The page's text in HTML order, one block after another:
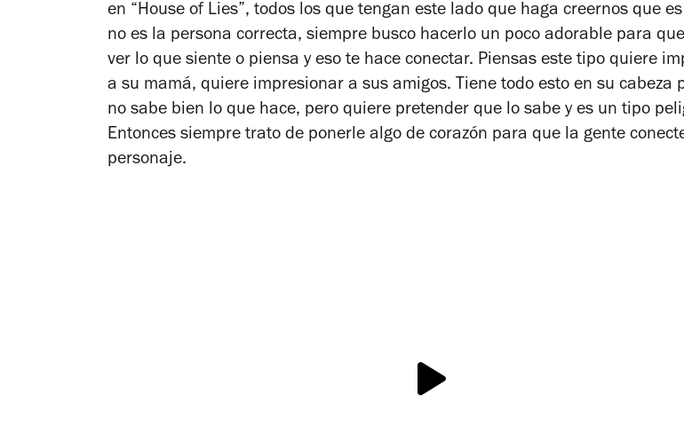
en “House of Lies”, todos los que tengan este lado que haga creernos que
no es la persona correcta, siempre busco hacerlo un poco adorable para
ver lo que siente o piensa y eso te hace conectar. Piensas este tipo quiere
a su mamá, quiere impresionar a sus amigos. Tiene todo esto en su cabeza
no sabe bien lo que hace, pero quiere pretender que lo sabe y es un tipo
Entonces siempre trato de ponerle algo de corazón para que la gente
personaje.